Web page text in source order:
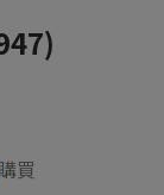
購買